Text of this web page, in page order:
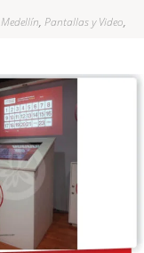
Medellín, Pantallas y Video,